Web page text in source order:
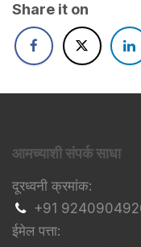
Share it on
आमच्याशी संपर्क साधा
दूरध्वनी क्रमांक:
+91
ईमेल पत्ता: